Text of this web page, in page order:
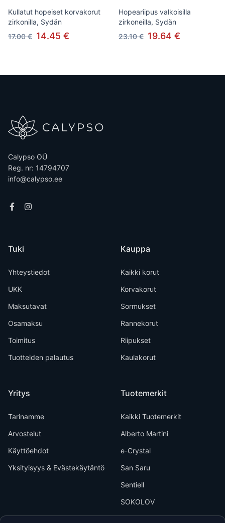
Kullatut hopeiset korvakorut
zirkonilla, Sydän
17.00 € 14.45 €
Hopeariipus valkoisilla
zirkoneilla, Sydän
23.10 € 19.64 €
Calypso OÜ
Reg. nr: 14794707
info@calypso.ee
Tuki
Yhteystiedot
UKK
Maksutavat
Osamaksu
Toimitus
Tuotteiden palautus
Yritys
Tarinamme
Arvostelut
Käyttöehdot
Yksityisyys & Evästekäytäntö
Kauppa
Kaikki korut
Korvakorut
Sormukset
Rannekorut
Riipukset
Kaulakorut
Tuotemerkit
Kaikki Tuotemerkit
Alberto Martini
e-Crystal
San Saru
Sentiell
SOKOLOV